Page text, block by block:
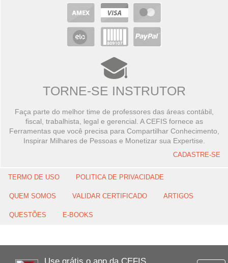
TORNE-SE INSTRUTOR
Faça parte do melhor time de professores das áreas contábil,
fiscal, trabalhista, legal e gerencial. A CEFIS fornece as
Ferramentas que você precisa para Compartilhar Conhecimento,
Inspirar Milhares de Pessoas e Monetizar sua Expertise.
CADASTRE-SE
TERMO DE USO POLITICA DE PRIVACIDADE
QUEM SOMOS VALIDAR CERTIFICADO ARTIGOS
QUESTÕES E-BOOKS